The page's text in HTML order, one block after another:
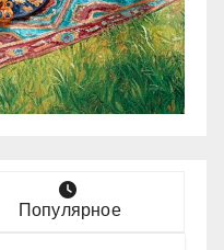
Популярное